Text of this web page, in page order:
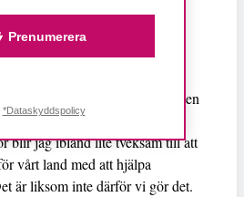
om varandra. Men mäter man
krasst ett annat.
är lönsam för
lätt att glömma bort distinktionen
är rätt och det som man tjänar
blir jag ibland lite tveksam till att
vårt land med att hjälpa
är liksom inte därför vi gör det.
Prenumerera
*Dataskyddspolicy